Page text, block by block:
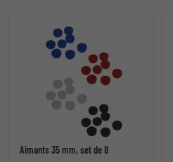
Aimants 35 mm, set de 8